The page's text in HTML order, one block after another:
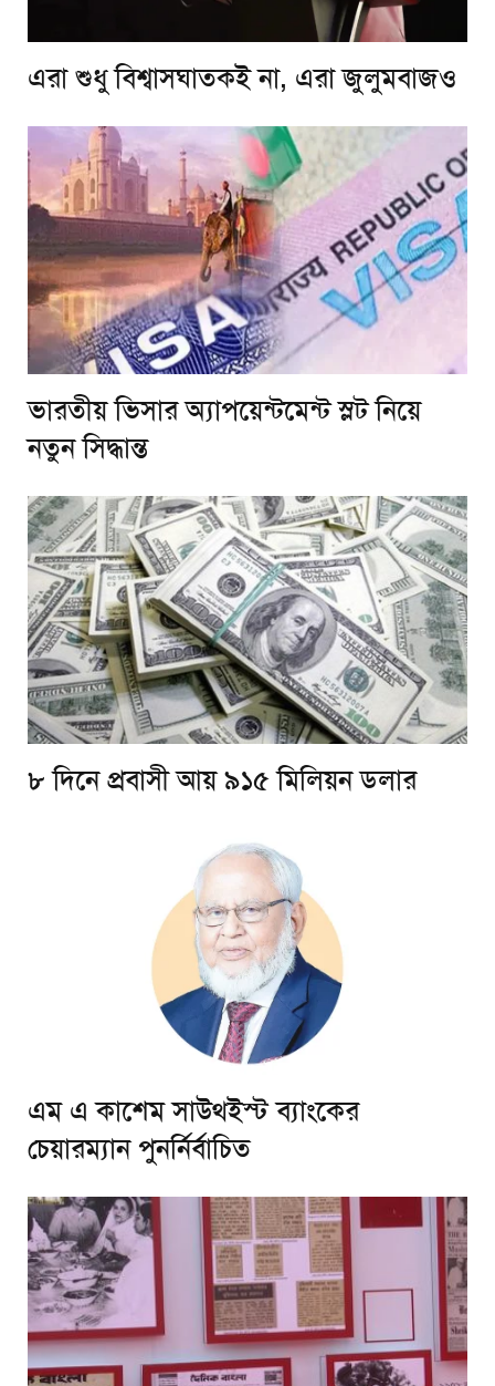
এরা শুধু বিশ্বাসঘাতকই না, এরা জুলুমবাজও
ভারতীয় ভিসার অ্যাপয়েন্টমেন্ট স্লট নিয়ে
নতুন সিদ্ধান্ত
৮ দিনে প্রবাসী আয় ৯১৫ মিলিয়ন ডলার
এম এ কাশেম সাউথইস্ট ব্যাংকের
চেয়ারম্যান পুনর্নির্বাচিত